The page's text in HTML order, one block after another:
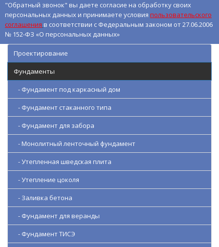
"Обратный звонок" вы даете согласие на обработку своих
персональных данных и принимаете условия пользовательского
соглашения в соответствии с Федеральным законом от 27.06.2006
№ 152-ФЗ «О персональных данных»
Проектирование
Фундаменты
- Фундамент под каркасный дом
- Фундамент стаканного типа
- Фундамент для забора
- Монолитный ленточный фундамент
- Утепленная шведская плита
- Утепление цоколя
- Заливка бетона
- Фундамент для веранды
- Фундамент ТИСЭ